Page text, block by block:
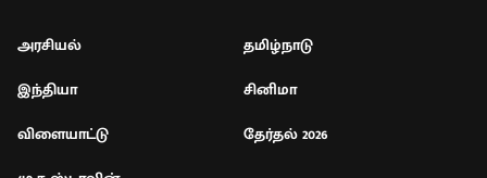
அரசியல்
தமிழ்நாடு
இந்தியா
சினிமா
விளையாட்டு
தேர்தல் 2026